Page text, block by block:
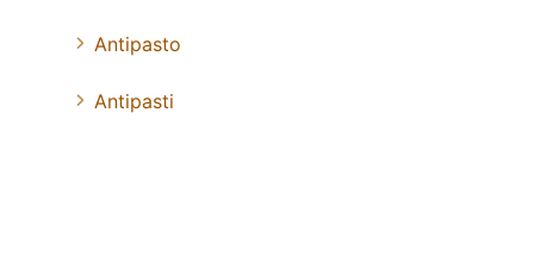
Antipasto
Antipasti